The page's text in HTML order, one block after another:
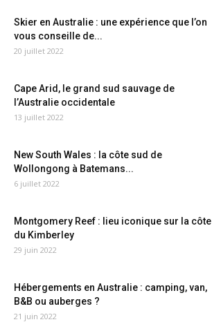
Skier en Australie : une expérience que l’on
vous conseille de...
20 juillet 2022
Cape Arid, le grand sud sauvage de
l’Australie occidentale
13 juillet 2022
New South Wales : la côte sud de
Wollongong à Batemans...
6 juillet 2022
Montgomery Reef : lieu iconique sur la côte
du Kimberley
29 juin 2022
Hébergements en Australie : camping, van,
B&B ou auberges ?
21 juin 2022